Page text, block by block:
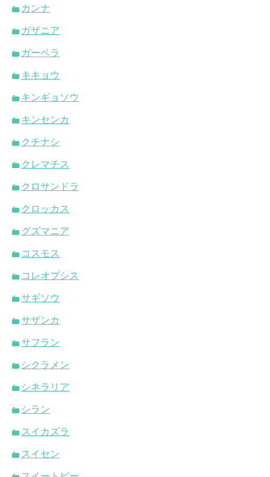
カンナ
ガザニア
ガーベラ
キキョウ
キンギョソウ
キンセンカ
クチナシ
クレマチス
クロサンドラ
クロッカス
グズマニア
コスモス
コレオプシス
サギソウ
サザンカ
サフラン
シクラメン
シネラリア
シラン
スイカズラ
スイセン